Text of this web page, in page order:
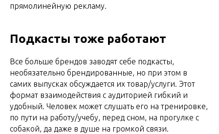
прямолинейную рекламу.
Подкасты тоже работают
Все больше брендов заводят себе подкасты,
необязательно брендированные, но при этом в
самих выпусках обсуждается их товар/услуги. Этот
формат взаимодействия с аудиторией гибкий и
удобный. Человек может слушать его на тренировке,
по пути на работу/учебу, перед сном, на прогулке с
собакой, да даже в душе на громкой связи.